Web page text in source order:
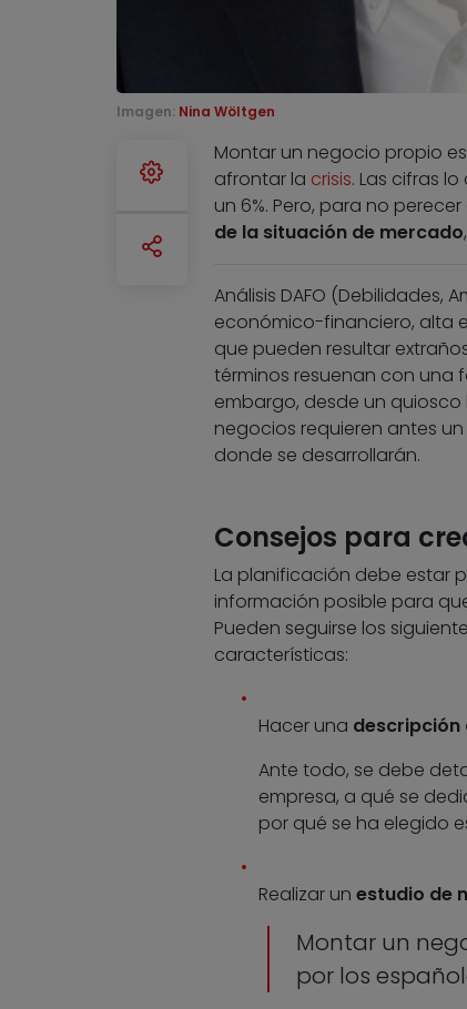
Imagen: Nina Wöltgen
Montar un negocio propio
afrontar la crisis. Las cifras
un 6%. Pero, para no
de la situación de mercado
Análisis DAFO (Debilidades,
económico-financiero, alta
que pueden resultar
términos resuenan con una
embargo, desde un
negocios requieren antes
donde se desarrollarán.
Consejos para
La planificación debe estar
información posible para
Pueden seguirse los
características:
Hacer una descripción
Ante todo, se debe
empresa, a qué se
por qué se ha elegido
Realizar un estudio de
Montar un
por los